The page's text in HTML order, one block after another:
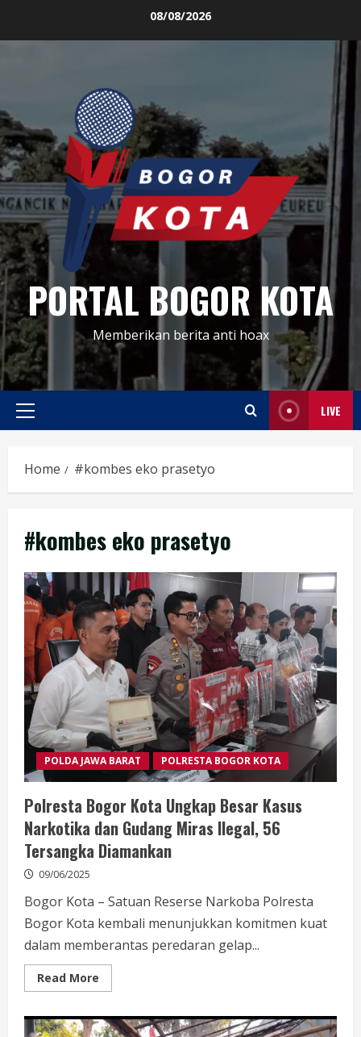
08/08/2026
PORTAL BOGOR KOTA
Memberikan berita anti hoax
Primary
LIVE
Home #kombes eko prasetyo
#kombes eko prasetyo
POLDA JAWA BARAT POLRESTA BOGOR KOTA
Polresta Bogor Kota Ungkap Besar Kasus
Narkotika dan Gudang Miras Ilegal, 56
Tersangka Diamankan
09/06/2025
Bogor Kota – Satuan Reserse Narkoba Polresta
Bogor Kota kembali menunjukkan komitmen kuat
dalam memberantas peredaran gelap...
Read More
more
Bogor
Kota